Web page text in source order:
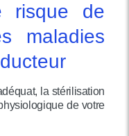
risque de
maladies
la stérilisation
de votre